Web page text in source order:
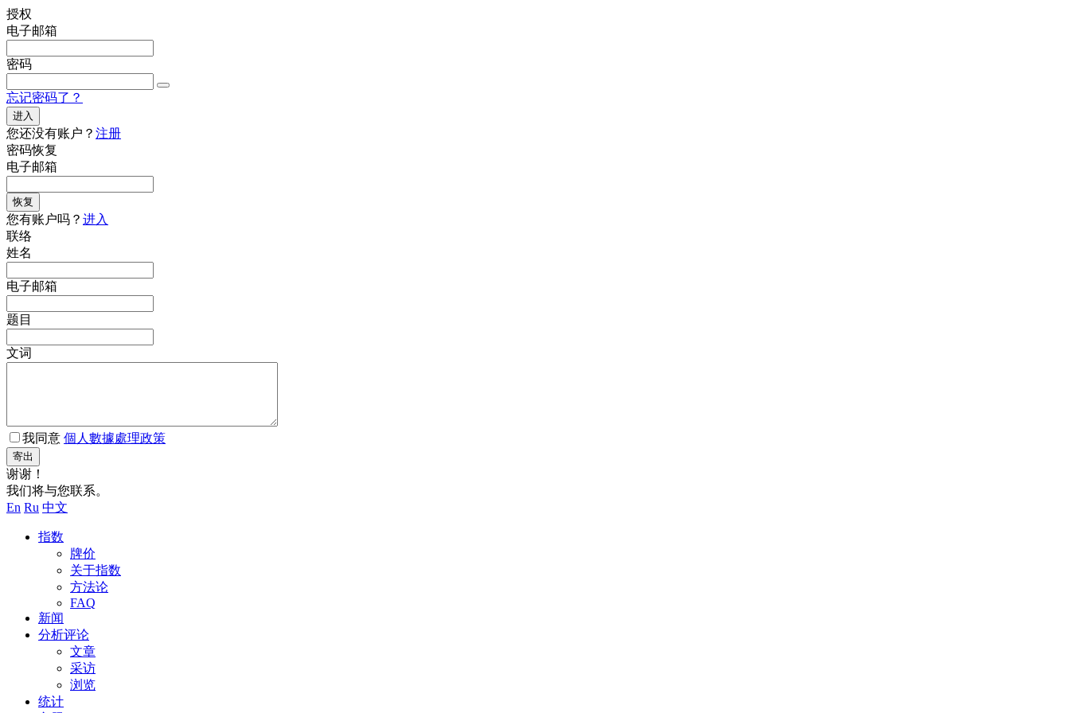
授权
电子邮箱
密码
忘记密码了？
进入
您还没有账户？ 注册
密码恢复
电子邮箱
恢复
您有账户吗？ 进入
联络
姓名
电子邮箱
题目
文词
我同意 個人數據處理政策
寄出
谢谢！
我们将与您联系。
En Ru 中文
指数
牌价
关于指数
方法论
FAQ
新闻
分析评论
文章
采访
浏览
统计